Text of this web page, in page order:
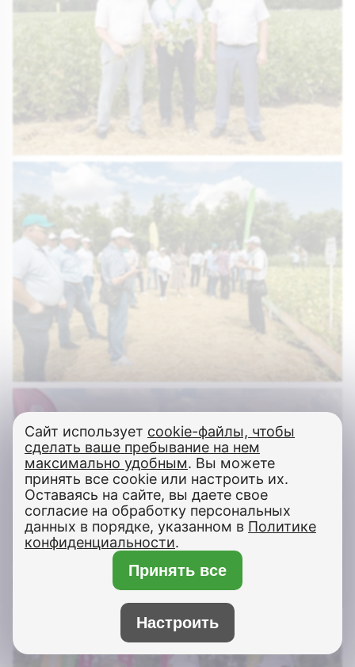
Бот Max
Здравствуйте! Напишите мне,
если у Вас появятся вопросы.
×
Сайт использует cookie-файлы, чтобы
сделать ваше пребывание на нем
максимально удобным. Вы можете
принять все cookie или настроить их.
Оставаясь на сайте, вы даете свое
согласие на обработку персональных
данных в порядке, указанном в Политике
конфиденциальности.
Принять все
Настроить